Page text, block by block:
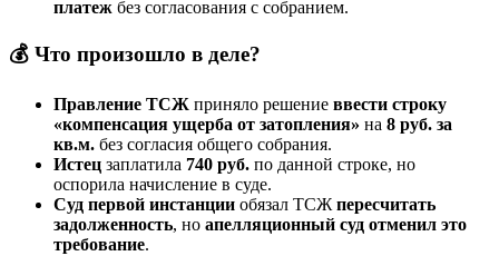
платеж без согласования с собранием.
💰 Что произошло в деле?
Правление ТСЖ приняло решение ввести строку
«компенсация ущерба от затопления» на 8 руб. за
кв.м. без согласия общего собрания.
Истец заплатила 740 руб. по данной строке, но
оспорила начисление в суде.
Суд первой инстанции обязал ТСЖ пересчитать
задолженность, но апелляционный суд отменил это
требование.